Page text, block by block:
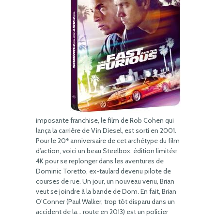
imposante franchise, le film de Rob Cohen qui
lança la carrière de Vin Diesel, est sorti en 2001.
Pour le 20e anniversaire de cet archétype du film
d’action, voici un beau Steelbox, édition limitée
4K pour se replonger dans les aventures de
Dominic Toretto, ex-taulard devenu pilote de
courses de rue. Un jour, un nouveau venu, Brian
veut se joindre à la bande de Dom. En fait, Brian
O’Conner (Paul Walker, trop tôt disparu dans un
accident de la… route en 2013) est un policier